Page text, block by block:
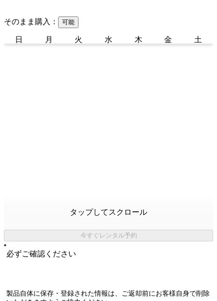
そのまま購入： 可能
日 月 火 水 木 金 土
タップしてスクロール
今すぐレンタル予約
必ずご確認ください
製品自体に保存・登録された情報は、
ご返却前にお客様自身で削除